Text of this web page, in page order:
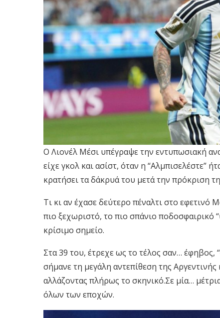
Ο Λιονέλ Μέσι υπέγραψε την εντυπωσιακή
είχε γκολ και ασίστ, όταν η “Αλμπισελέστε”
κρατήσει τα δάκρυά του μετά την πρόκριση
Τι κι αν έχασε δεύτερο πέναλτι στο εφετινό
πιο ξεχωριστό, το πιο σπάνιο ποδοσφαιρικό
κρίσιμο σημείο.
Στα 39 του, έτρεχε ως το τέλος σαν… έφηβος,
σήμανε τη μεγάλη αντεπίθεση της
αλλάζοντας πλήρως το σκηνικό.Σε μία…
όλων των εποχών.